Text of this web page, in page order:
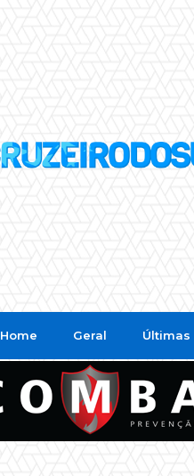
Home Geral Últimas